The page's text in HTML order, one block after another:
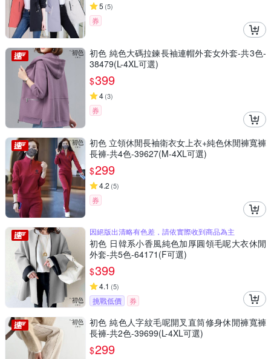
5 (5)
券
初色 純色大碼拉鍊長袖連帽外套女外套-共3色-
38479(L-4XL可選)
$399
4(3)
券
初色 立領休閒長袖衛衣女上衣+純色休閒褲寬褲
長褲-共4色-39627(M-4XL可選)
$299
4.2 (5)
券
因絕版出清略有色差，請依實際收到商品為主
初色 日韓系小香風純色加厚圓領毛呢大衣休閒
外套-共5色-64171(F可選)
$399
4.1 (5)
挑戰低價 券
初色 純色人字紋毛呢開叉直筒修身休閒褲寬褲
長褲-共2色-39699(L-4XL可選)
$299